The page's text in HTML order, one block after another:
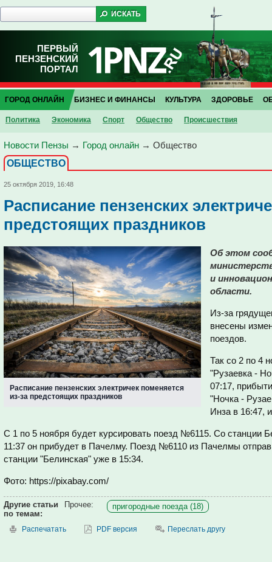
ПЕРВЫЙ
ПЕНЗЕНСКИЙ
ПОРТАЛ
ГОРОД ОНЛАЙН
Политика Экономика Спорт Общество Проиcшествия
БИЗНЕС И ФИНАНСЫ КУЛЬТУРА ЗДОРОВЬЕ
Новости Пензы → Город онлайн → Общество
ОБЩЕСТВО
25 октября 2019, 16:48
Расписание пензенских
предстоящих праздников
Расписание пензенских электричек поменяется
из-за предстоящих праздников
Об этом
и
области.
Из-за
внесены
поездов.
Так со 2 по 4
"Рузаевка -
07:17,
"Ночка -
Инза в 16:47,
С 1 по 5 ноября будет курсировать поезд №6115. Со станции
11:37 он прибудет в Пачелму. Поезд №6110 из Пачелмы
станции "Белинская" уже в 15:34.
Фото: https://pixabay.com/
Другие статьи
по темам:
Прочее: пригородные поезда (18)
Распечатать PDF версия Переслать другу